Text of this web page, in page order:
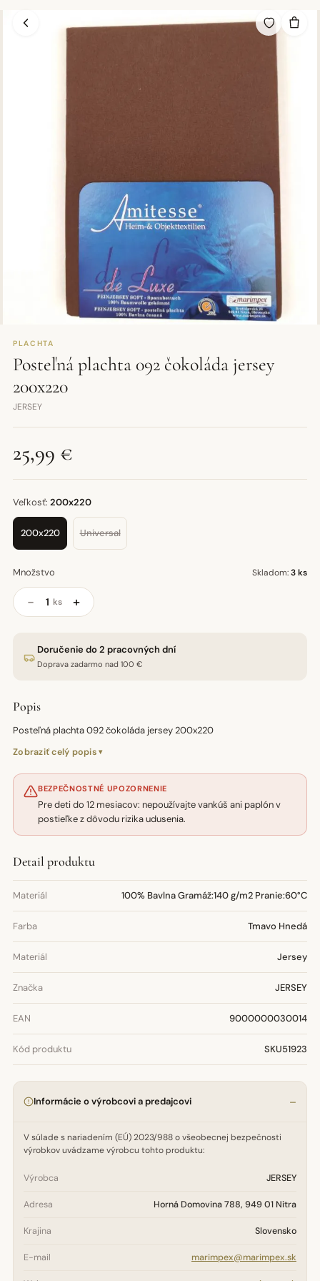
PLACHTA
Posteľná plachta 092 čokoláda jersey
200x220
JERSEY
25,99 €
Veľkosť: 200x220
200x220 Universal
Množstvo Skladom:3 ks
− ks +
Doručenie do 2 pracovných dní
Doprava zadarmo nad 100 €
Popis
Posteľná plachta 092 čokoláda jersey 200x220
Zobraziť celý popis
BEZPEČNOSTNÉ UPOZORNENIE
Pre deti do 12 mesiacov: nepoužívajte vankúš ani paplón v
postieľke z dôvodu rizika udusenia.
Detail produktu
Materiál 100% Bavlna Gramáž:140 g/m2 Pranie:60°C
Farba Tmavo Hnedá
Materiál Jersey
Značka JERSEY
EAN 9000000030014
Kód produktu SKU51923
Informácie o výrobcovi a predajcovi
V súlade s nariadením (EÚ) 2023/988 o všeobecnej bezpečnosti
výrobkov uvádzame výrobcu tohto produktu:
Výrobca JERSEY
Adresa Horná Domovina 788, 949 01 Nitra
Krajina Slovensko
E-mail marimpex@marimpex.sk